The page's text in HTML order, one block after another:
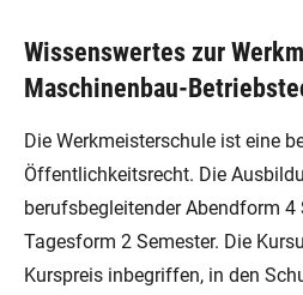
Wissenswertes zur
Maschinenbau-
Die Werkmeisterschule ist eine
Öffentlichkeitsrecht. Die
berufsbegleitender Abendform 4
Tagesform 2 Semester. Die
Kurspreis inbegriffen, in den